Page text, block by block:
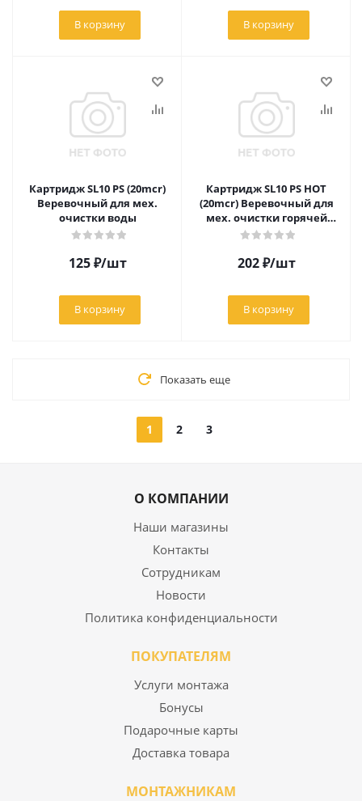
В корзину В корзину
Картридж SL10 РS (20mcr)
Веревочный для мех.
очистки воды
125₽/шт
В корзину
Картридж SL10 РS HOT
(20mcr) Веревочный для
мех. очистки горячей
воды
202₽/шт
В корзину
Показать еще
1 2 3
О КОМПАНИИ
Наши магазины
Контакты
Сотрудникам
Новости
Политика конфиденциальности
ПОКУПАТЕЛЯМ
Услуги монтажа
Бонусы
Подарочные карты
Доставка товара
МОНТАЖНИКАМ